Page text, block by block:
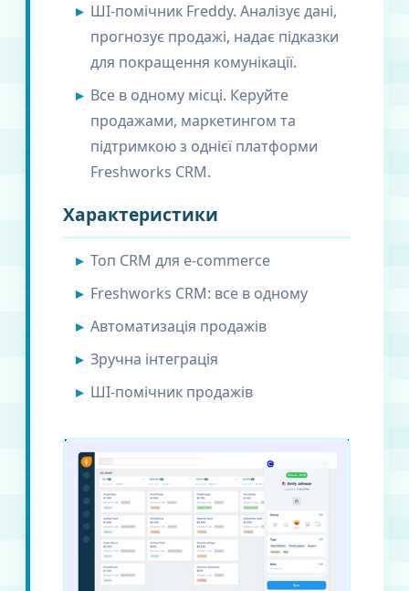
ШІ-помічник Freddy. Аналізує дані,
прогнозує продажі, надає підказки
для покращення комунікації.
Все в одному місці. Керуйте
продажами, маркетингом та
підтримкою з однієї платформи
Freshworks CRM.
Характеристики
Топ CRM для e-commerce
Freshworks CRM: все в одному
Автоматизація продажів
Зручна інтеграція
ШІ-помічник продажів